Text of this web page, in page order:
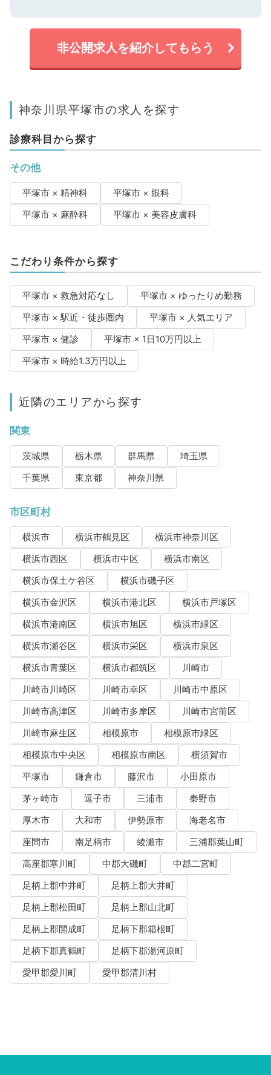
非公開求人を紹介してもらう
神奈川県平塚市の求人を探す
診療科目から探す
その他
平塚市 × 精神科
平塚市 × 眼科
平塚市 × 麻酔科
平塚市 × 美容皮膚科
こだわり条件から探す
平塚市 × 救急対応なし
平塚市 × ゆったりめ勤務
平塚市 × 駅近・徒歩圏内
平塚市 × 人気エリア
平塚市 × 健診
平塚市 × 1日10万円以上
平塚市 × 時給1.3万円以上
近隣のエリアから探す
関東
茨城県 栃木県 群馬県
埼玉県
千葉県
東京都 神奈川県
市区町村
横浜市 横浜市鶴見区
横浜市神奈川区
横浜市西区
横浜市中区
横浜市南区
横浜市保土ケ谷区
横浜市磯子区
横浜市金沢区
横浜市港北区
横浜市戸塚区
横浜市港南区
横浜市旭区
横浜市緑区
横浜市瀬谷区
横浜市栄区
横浜市泉区
横浜市青葉区
横浜市都筑区
川崎市
川崎市川崎区
川崎市幸区
川崎市中原区
川崎市高津区
川崎市多摩区
川崎市宮前区
川崎市麻生区
相模原市
相模原市緑区
相模原市中央区
相模原市南区
横須賀市
平塚市
鎌倉市 藤沢市
小田原市
茅ヶ崎市
逗子市 三浦市
秦野市
厚木市
大和市 伊勢原市
海老名市
座間市
南足柄市 綾瀬市
三浦郡葉山町
高座郡寒川町
中郡大磯町
中郡二宮町
足柄上郡中井町
足柄上郡大井町
足柄上郡松田町
足柄上郡山北町
足柄上郡開成町
足柄下郡箱根町
足柄下郡真鶴町
足柄下郡湯河原町
愛甲郡愛川町
愛甲郡清川村